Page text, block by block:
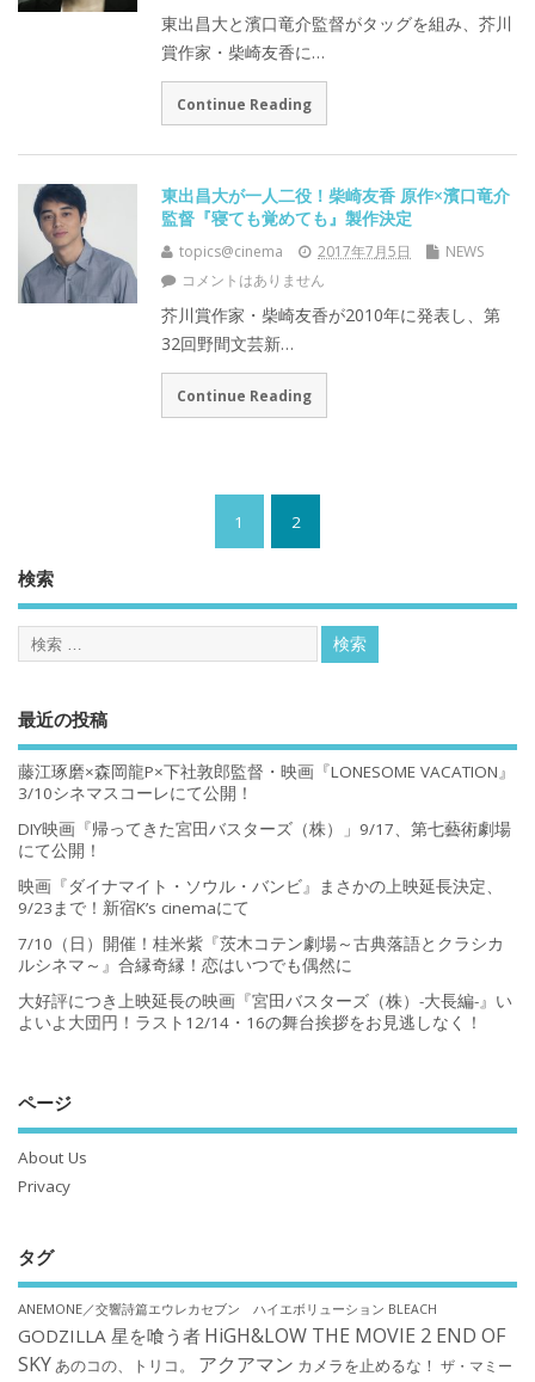
東出昌大と濱口竜介監督がタッグを組み、芥川
賞作家・柴崎友香に…
Continue Reading
東出昌大が一人二役！柴崎友香 原作×濱口竜介
監督『寝ても覚めても』製作決定
topics@cinema 2017年7月5日
NEWS
コメントはありません
芥川賞作家・柴崎友香が2010年に発表し、第
32回野間文芸新…
Continue Reading
1 2
検索
最近の投稿
藤江琢磨×森岡龍P×下社敦郎監督・映画『LONESOME VACATION』
3/10シネマスコーレにて公開！
DIY映画『帰ってきた宮田バスターズ（株）」9/17、第七藝術劇場
にて公開！
映画『ダイナマイト・ソウル・バンビ』まさかの上映延長決定、
9/23まで！新宿K’s cinemaにて
7/10（日）開催！桂米紫『茨木コテン劇場～古典落語とクラシカ
ルシネマ～』合縁奇縁！恋はいつでも偶然に
大好評につき上映延長の映画『宮田バスターズ（株）-大長編-』い
よいよ大団円！ラスト12/14・16の舞台挨拶をお見逃しなく！
ページ
About Us
Privacy
タグ
ANEMONE／交響詩篇エウレカセブン ハイエボリューション BLEACH
GODZILLA 星を喰う者 HiGH&LOW THE MOVIE 2 END OF
SKYあのコの、トリコ。 アクアマン カメラを止めるな！ ザ・マミー